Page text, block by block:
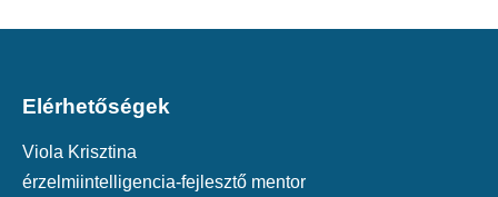
Elérhetőségek
Viola Krisztina
érzelmiintelligencia-fejlesztő mentor